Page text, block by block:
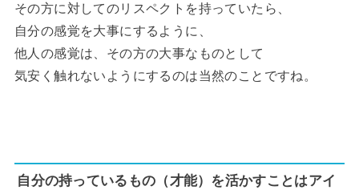
その方に対してのリスペクトを持っていたら、
自分の感覚を大事にするように、
他人の感覚は、その方の大事なものとして
気安く触れないようにするのは当然のことですね。
自分の持っているもの（才能）を活かすことはアイ